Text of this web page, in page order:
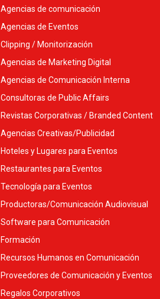
Agencias de comunicación
Agencias de Eventos
Clipping / Monitorización
Agencias de Marketing Digital
Agencias de Comunicación Interna
Consultoras de Public Affairs
Revistas Corporativas / Branded Content
Agencias Creativas/Publicidad
Hoteles y Lugares para Eventos
Restaurantes para Eventos
Tecnología para Eventos
Productoras/Comunicación Audiovisual
Software para Comunicación
Formación
Recursos Humanos en Comunicación
Proveedores de Comunicación y Eventos
Regalos Corporativos